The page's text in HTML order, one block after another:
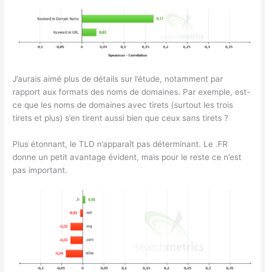
J’aurais aimé plus de détails sur l’étude, notamment par
rapport aux formats des noms de domaines. Par exemple, est-
ce que les noms de domaines avec tirets (surtout les trois
tirets et plus) s’en tirent aussi bien que ceux sans tirets ?
Plus étonnant, le TLD n’apparaît pas déterminant. Le .FR
donne un petit avantage évident, mais pour le reste ce n’est
pas important.